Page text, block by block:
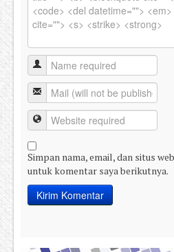
Simpan nama, email, dan situs
untuk komentar saya berikutnya.